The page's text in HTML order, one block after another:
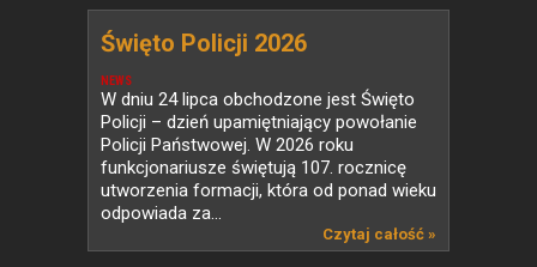
NEWS
Święto Policji 2026
W dniu 24 lipca obchodzone jest Święto
Policji – dzień upamiętniający powołanie
Policji Państwowej. W 2026 roku
funkcjonariusze świętują 107. rocznicę
utworzenia formacji, która od ponad wieku
odpowiada za...
Czytaj całość »